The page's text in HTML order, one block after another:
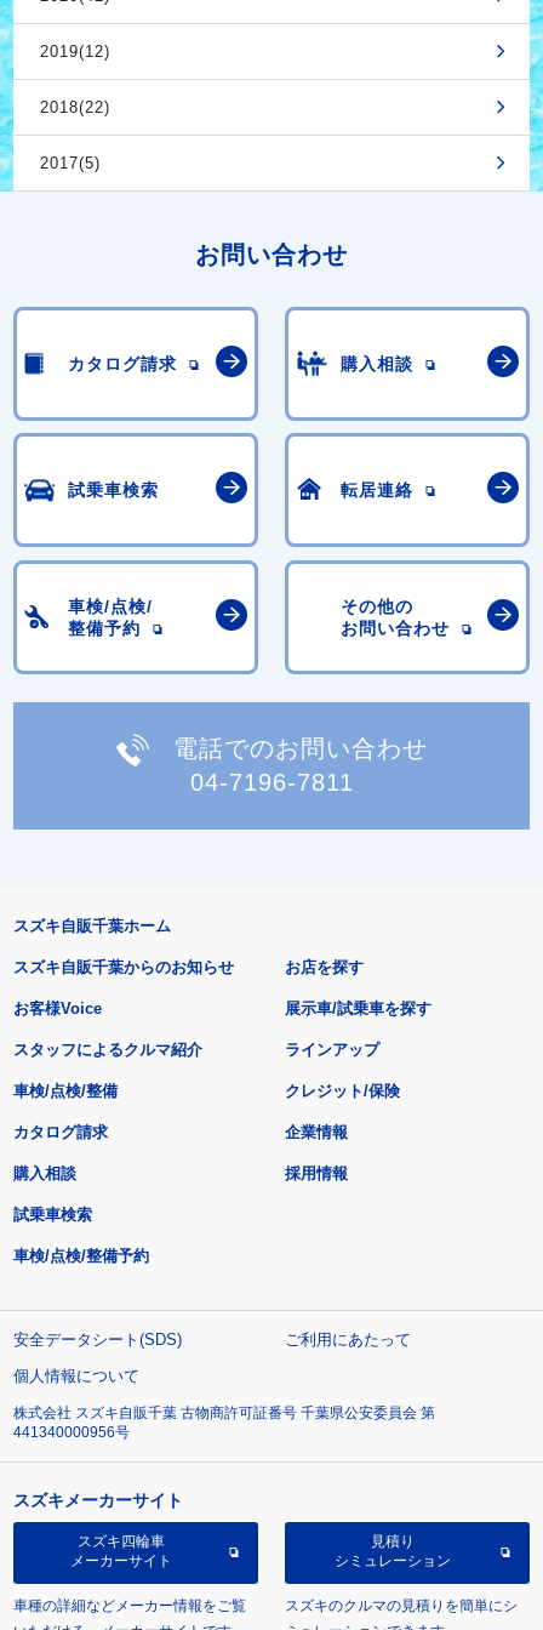
2019(12)
2018(22)
2017(5)
お問い合わせ
カタログ請求 購入相談
試乗車検索 転居連絡
車検/点検/
整備予約
その他の
お問い合わせ
電話でのお問い合わせ
04-7196-7811
スズキ自販千葉ホーム
スズキ自販千葉からのお知らせ
お客様Voice
スタッフによるクルマ紹介
お店を探す
展示車/試乗車を探す
ラインアップ
車検/点検/整備 クレジット/保険
カタログ請求
購入相談
試乗車検索
車検/点検/整備予約
企業情報
採用情報
安全データシート(SDS)
ご利用にあたって
個人情報について
株式会社 スズキ自販千葉 古物商許可証番号 千葉県公安委員会 第
441340000956号
スズキメーカーサイト
スズキ四輪車
メーカーサイト
車種の詳細などメーカー情報をご覧
見積り
シミュレーション
スズキのクルマの見積りを簡単にシ